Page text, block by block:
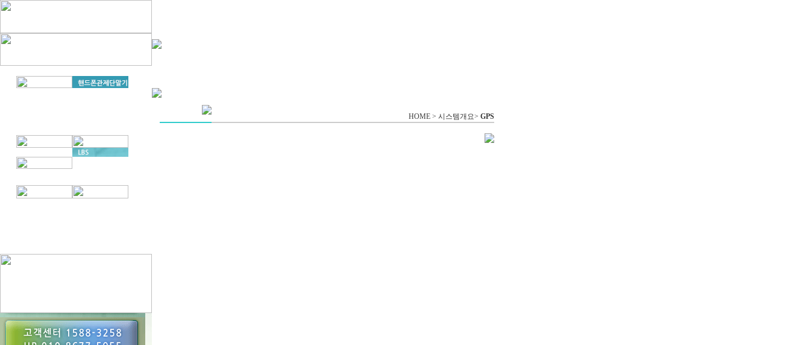
HOME > 시스템개요> GPS